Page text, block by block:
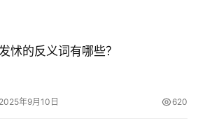
发怵的反义词有哪些？
2025年9月10日 620